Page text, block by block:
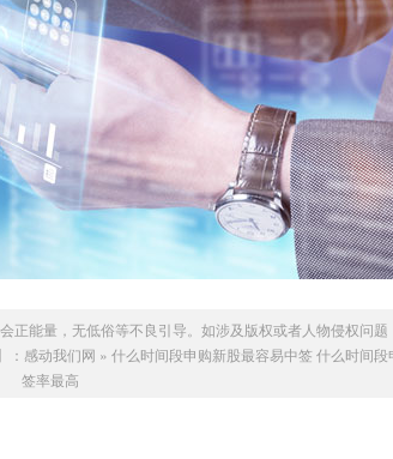
正能量，无低俗等不良引导。如涉及版权或者人物侵权问题
： 感动我们网 » 什么时间段申购新股最容易中签 什么时间段
签率最高